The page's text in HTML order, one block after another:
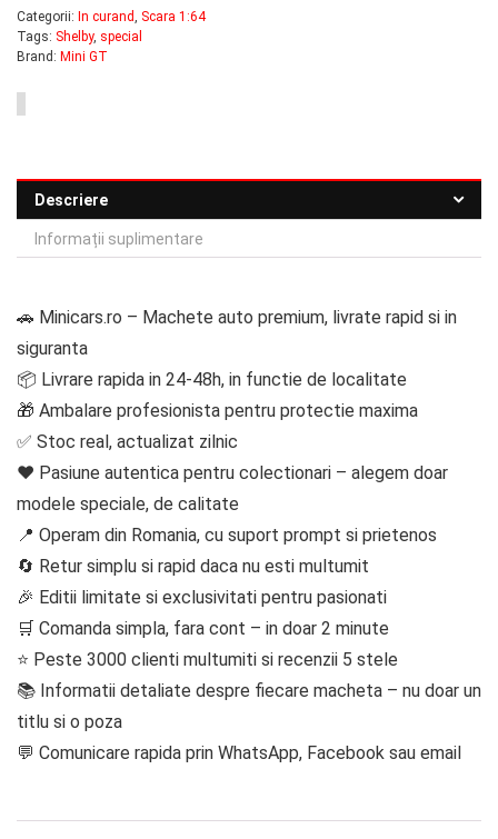
Categorii: In curand, Scara 1:64
Tags: Shelby, special
Brand: Mini GT
Descriere
Informații suplimentare
🚗 Minicars.ro – Machete auto premium, livrate rapid si in
siguranta
📦 Livrare rapida in 24-48h, in functie de localitate
🎁 Ambalare profesionista pentru protectie maxima
✅ Stoc real, actualizat zilnic
❤️ Pasiune autentica pentru colectionari – alegem doar
modele speciale, de calitate
📍 Operam din Romania, cu suport prompt si prietenos
🔄 Retur simplu si rapid daca nu esti multumit
🎉 Editii limitate si exclusivitati pentru pasionati
🛒 Comanda simpla, fara cont – in doar 2 minute
⭐ Peste 3000 clienti multumiti si recenzii 5 stele
📚 Informatii detaliate despre fiecare macheta – nu doar un
titlu si o poza
💬 Comunicare rapida prin WhatsApp, Facebook sau email